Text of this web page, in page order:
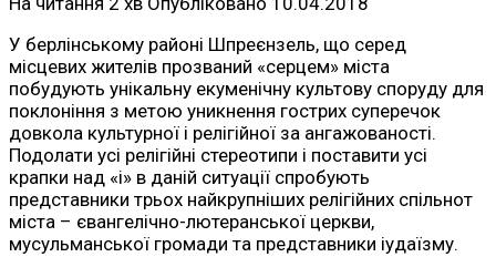
У берлінському районі Шпреєнзель, що серед
місцевих жителів прозваний «серцем» міста
побудують унікальну екуменічну культову споруду для
поклоніння з метою уникнення гострих суперечок
довкола культурної і релігійної за ангажованості.
Подолати усі релігійні стереотипи і поставити усі
крапки над «і» в даній ситуації спробують
представники трьох найкрупніших релігійних спільнот
міста – євангелічно-лютеранської церкви,
мусульманської громади та представники іудаїзму.